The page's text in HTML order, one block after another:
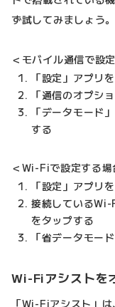
ず試してみましょう。
＜モバイル通信で設
「設定」アプリ
「通信のオプシ
「データモード
する
＜Wi-Fiで設定する場
「設定」アプリ
接続しているWi-
をタップする
「省データモー
Wi-Fiアシストを
「Wi-Fiアシスト」